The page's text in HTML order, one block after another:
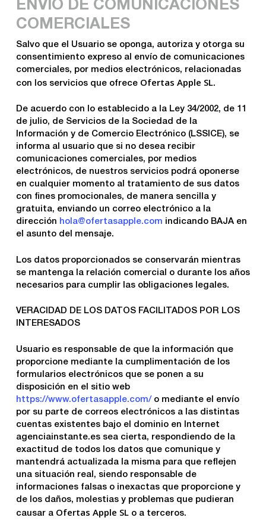
ENVÍO DE COMUNICACIONES
COMERCIALES
Salvo que el Usuario se oponga, autoriza y otorga su
consentimiento expreso al envío de comunicaciones
comerciales, por medios electrónicos, relacionadas
con los servicios que ofrece Ofertas Apple SL.
De acuerdo con lo establecido a la Ley 34/2002, de 11
de julio, de Servicios de la Sociedad de la
Información y de Comercio Electrónico (LSSICE), se
informa al usuario que si no desea recibir
comunicaciones comerciales, por medios
electrónicos, de nuestros servicios podrá oponerse
en cualquier momento al tratamiento de sus datos
con fines promocionales, de manera sencilla y
gratuita, enviando un correo electrónico a la
dirección hola@ofertasapple.com indicando BAJA en
el asunto del mensaje.
Los datos proporcionados se conservarán mientras
se mantenga la relación comercial o durante los años
necesarios para cumplir las obligaciones legales.
VERACIDAD DE LOS DATOS FACILITADOS POR LOS
INTERESADOS
Usuario es responsable de que la información que
proporcione mediante la cumplimentación de los
formularios electrónicos que se ponen a su
disposición en el sitio web
https://www.ofertasapple.com/o mediante el envío
por su parte de correos electrónicos a las distintas
cuentas existentes bajo el dominio en Internet
agenciainstante.es sea cierta, respondiendo de la
exactitud de todos los datos que comunique y
mantendrá actualizada la misma para que reflejen
una situación real, siendo responsable de
informaciones falsas o inexactas que proporcione y
de los daños, molestias y problemas que pudieran
causar a Ofertas Apple SLo a terceros.